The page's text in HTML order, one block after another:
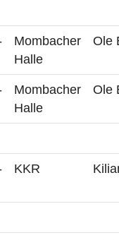
Mombacher
Halle
Ole
Mombacher
Halle
Ole
KKR